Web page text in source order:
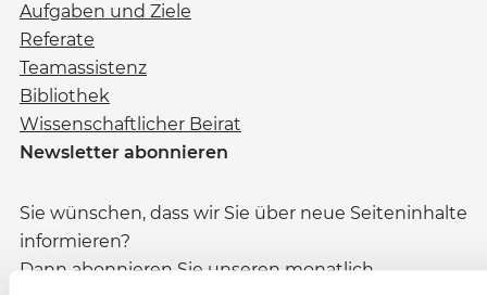
Aufgaben und Ziele
Referate
Teamassistenz
Bibliothek
Wissenschaftlicher Beirat
Newsletter abonnieren
Sie wünschen, dass wir Sie über neue Seiteninhalte
informieren?
Dann abonnieren Sie unseren monatlich